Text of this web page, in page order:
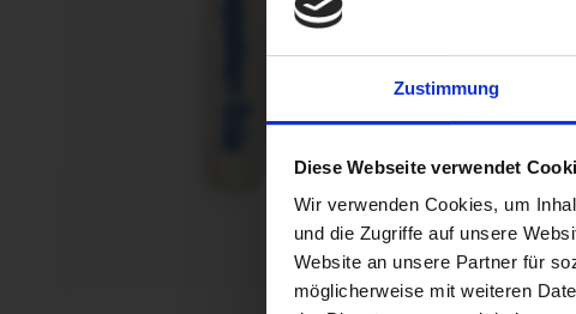
Zustimmung
Diese Webseite verwendet
Wir verwenden Cookies, um
und die Zugriffe auf unsere
Website an unsere Partner für
möglicherweise mit weiteren